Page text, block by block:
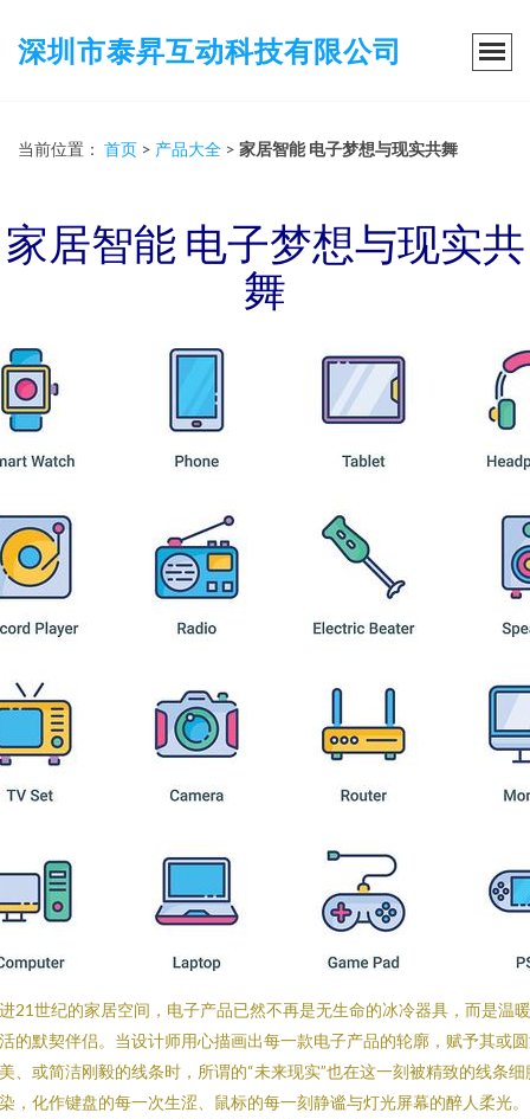
深圳市泰昇互动科技有限公司
当前位置： 首页 > 产品大全 > 家居智能 电子梦想与现实共舞
家居智能 电子梦想与现实共
舞
21世纪的家居空间，电子产品已然不再是无生命的冰冷器具，而是温
的默契伴侣。当设计师用心描画出每一款电子产品的轮廓，赋予其或
、或简洁刚毅的线条时，所谓的“未来现实”也在这一刻被精致的线条细
，化作键盘的每一次生涩、鼠标的每一刻静谧与灯光屏幕的醉人柔光。